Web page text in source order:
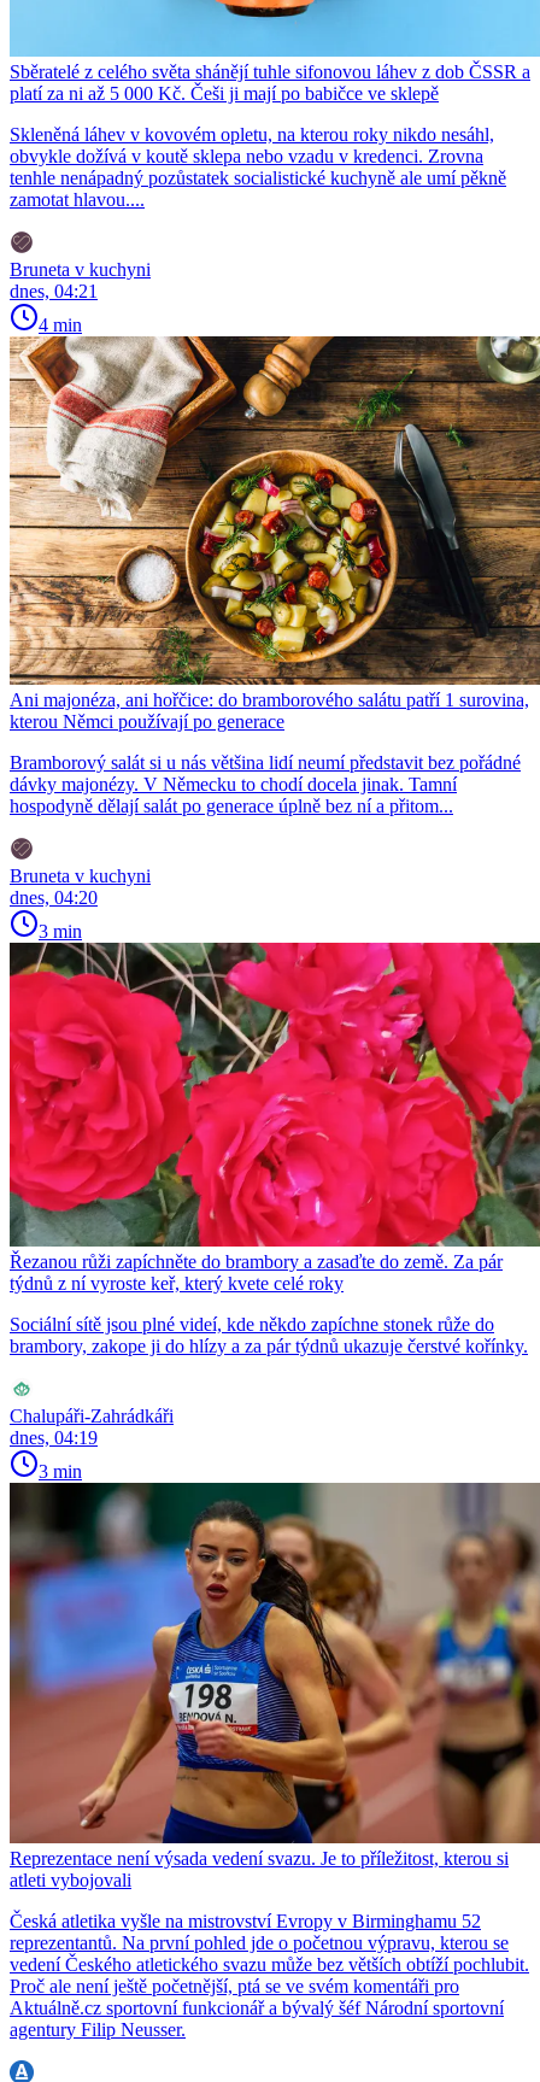
Sběratelé z celého světa shánějí tuhle sifonovou láhev z dob ČSSR a
platí za ni až 5 000 Kč. Češi ji mají po babičce ve sklepě
Skleněná láhev v kovovém opletu, na kterou roky nikdo nesáhl,
obvykle dožívá v koutě sklepa nebo vzadu v kredenci. Zrovna
tenhle nenápadný pozůstatek socialistické kuchyně ale umí pěkně
zamotat hlavou....
Bruneta v kuchyni
dnes, 04:21
4 min
Ani majonéza, ani hořčice: do bramborového salátu patří 1 surovina,
kterou Němci používají po generace
Bramborový salát si u nás většina lidí neumí představit bez pořádné
dávky majonézy. V Německu to chodí docela jinak. Tamní
hospodyně dělají salát po generace úplně bez ní a přitom...
Bruneta v kuchyni
dnes, 04:20
3 min
Řezanou růži zapíchněte do brambory a zasaďte do země. Za pár
týdnů z ní vyroste keř, který kvete celé roky
Sociální sítě jsou plné videí, kde někdo zapíchne stonek růže do
brambory, zakope ji do hlízy a za pár týdnů ukazuje čerstvé kořínky.
Chalupáři-Zahrádkáři
dnes, 04:19
3 min
Reprezentace není výsada vedení svazu. Je to příležitost, kterou si
atleti vybojovali
Česká atletika vyšle na mistrovství Evropy v Birminghamu 52
reprezentantů. Na první pohled jde o početnou výpravu, kterou se
vedení Českého atletického svazu může bez větších obtíží pochlubit.
Proč ale není ještě početnější, ptá se ve svém komentáři pro
Aktuálně.cz sportovní funkcionář a bývalý šéf Národní sportovní
agentury Filip Neusser.